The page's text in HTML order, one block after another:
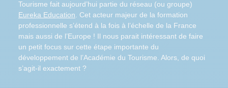
Tourisme fait aujourd’hui partie du réseau (ou groupe)
Eureka Education . Cet acteur majeur de la formation
professionnelle s’étend à la fois à l’échelle de la France
mais aussi de l’Europe ! Il nous parait intéressant de faire
un petit focus sur cette étape importante du
développement de l’Académie du Tourisme. Alors, de quoi
s’agit-il exactement ?